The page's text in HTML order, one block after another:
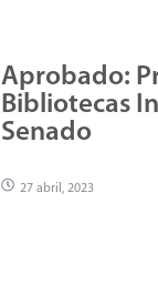
Aprobado:
Bibliotecas
Senado
27 abril, 2023